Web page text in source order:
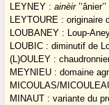
LEYNEY :ainèir’’ânier’’
LEYTOURE : originaire
LOUBANEY : Loup-
LOUBIC : diminutif de
(L)OULEY :
MEYNIEU : domaine
MICOULAS/
MINAUT : variante du